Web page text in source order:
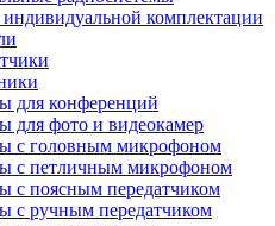
комплектации
для конференций
для фото и видеокамер
с головным микрофоном
с петличным микрофоном
с поясным передатчиком
с ручным передатчиком